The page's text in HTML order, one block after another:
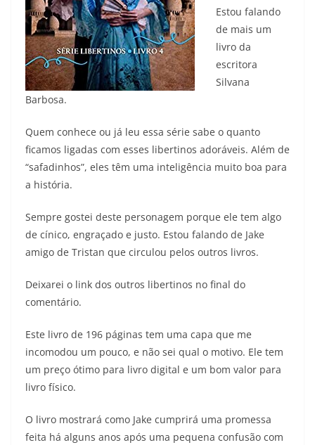
Estou falando
de mais um
livro da
escritora
Silvana
Barbosa.
Quem conhece ou já leu essa série sabe o quanto
ficamos ligadas com esses libertinos adoráveis. Além de
“safadinhos”, eles têm uma inteligência muito boa para
a história.
Sempre gostei deste personagem porque ele tem algo
de cínico, engraçado e justo. Estou falando de Jake
amigo de Tristan que circulou pelos outros livros.
Deixarei o link dos outros libertinos no final do
comentário.
Este livro de 196 páginas tem uma capa que me
incomodou um pouco, e não sei qual o motivo. Ele tem
um preço ótimo para livro digital e um bom valor para
livro físico.
O livro mostrará como Jake cumprirá uma promessa
feita há alguns anos após uma pequena confusão com